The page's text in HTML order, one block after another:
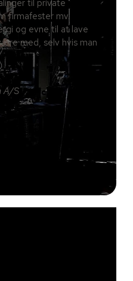
til private
firmafester mv.
og evne til at lave
med, selv hvis man
A/S